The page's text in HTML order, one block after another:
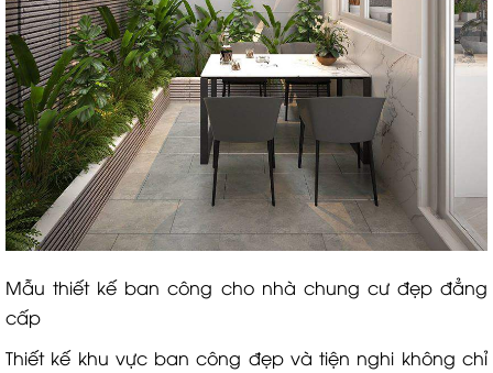
Mẫu thiết kế ban công cho nhà chung cư đẹp đẳng
cấp
Thiết kế khu vực ban công đẹp và tiện nghi không chỉ